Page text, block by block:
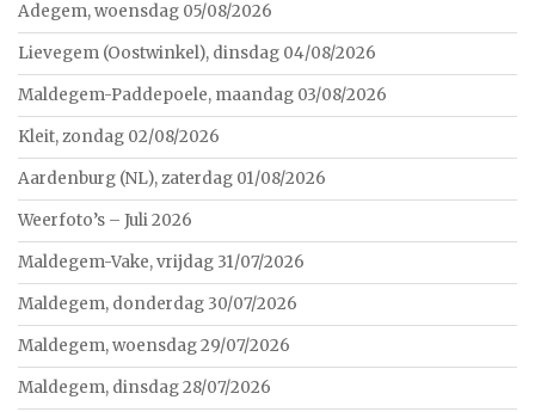
Adegem, woensdag 05/08/2026
Lievegem (Oostwinkel), dinsdag 04/08/2026
Maldegem-Paddepoele, maandag 03/08/2026
Kleit, zondag 02/08/2026
Aardenburg (NL), zaterdag 01/08/2026
Weerfoto’s – Juli 2026
Maldegem-Vake, vrijdag 31/07/2026
Maldegem, donderdag 30/07/2026
Maldegem, woensdag 29/07/2026
Maldegem, dinsdag 28/07/2026